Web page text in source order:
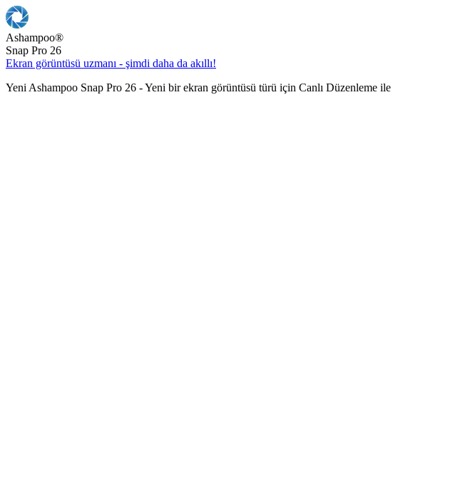
Ashampoo®
Snap Pro 26
Ekran görüntüsü uzmanı - şimdi daha da akıllı!
Yeni Ashampoo Snap Pro 26 - Yeni bir ekran görüntüsü türü için Canlı Düzenleme ile